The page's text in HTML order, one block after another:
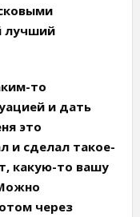
лучший
то
и дать
это
и сделал такое-
какую-то вашу
через